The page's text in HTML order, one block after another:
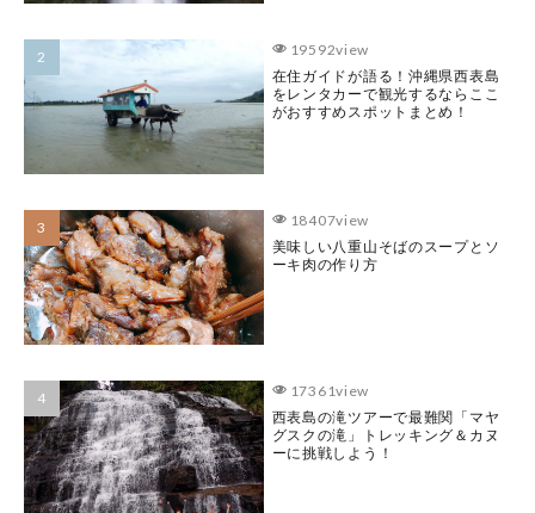
19592view
在住ガイドが語る！沖縄県西表島
をレンタカーで観光するならここ
がおすすめスポットまとめ！
18407view
美味しい八重山そばのスープとソ
ーキ肉の作り方
17361view
西表島の滝ツアーで最難関「マヤ
グスクの滝」トレッキング＆カヌ
ーに挑戦しよう！